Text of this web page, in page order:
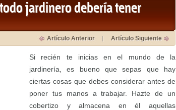
jardinero debería tener
Artículo Anterior Artículo Siguiente
Si recién te inicias en el mundo de la
jardinería, es bueno que sepas que hay
ciertas cosas que debes considerar antes de
poner tus manos a trabajar. Hazte de un
cobertizo y almacena en él aquellas